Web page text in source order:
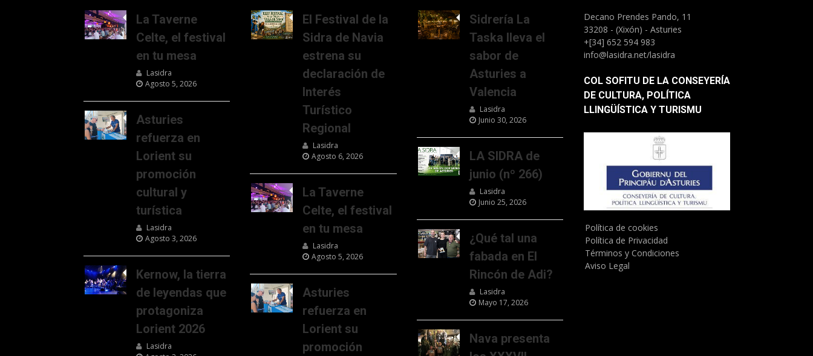
La Taverne
Celte, el festival
en tu mesa
Lasidra
Agosto 5, 2026
Asturies
refuerza en
Lorient su
promoción
cultural y
turística
Lasidra
Agosto 3, 2026
Kernow, la tierra
de leyendas que
protagoniza
Lorient 2026
Lasidra
El Festival de la
Sidra de Navia
estrena su
declaración de
Interés
Turístico
Regional
Lasidra
Agosto 6, 2026
La Taverne
Celte, el festival
en tu mesa
Lasidra
Agosto 5, 2026
Asturies
refuerza en
Lorient su
promoción
Sidrería La
Taska lleva el
sabor de
Asturies a
Valencia
Lasidra
Junio 30, 2026
LA SIDRA de
junio (nº 266)
Lasidra
Junio 25, 2026
¿Qué tal una
fabada en El
Rincón de Adi?
Lasidra
Mayo 17, 2026
Nava presenta
Decano Prendes Pando, 11
33208 - (Xixón) - Asturies
+[34] 652 594 983
info@lasidra.net/lasidra
COL SOFITU DE LA CONSEYERÍA
DE CULTURA, POLÍTICA
LLINGÜÍSTICA Y TURISMU
Política de cookies
Política de Privacidad
Términos y Condiciones
Aviso Legal